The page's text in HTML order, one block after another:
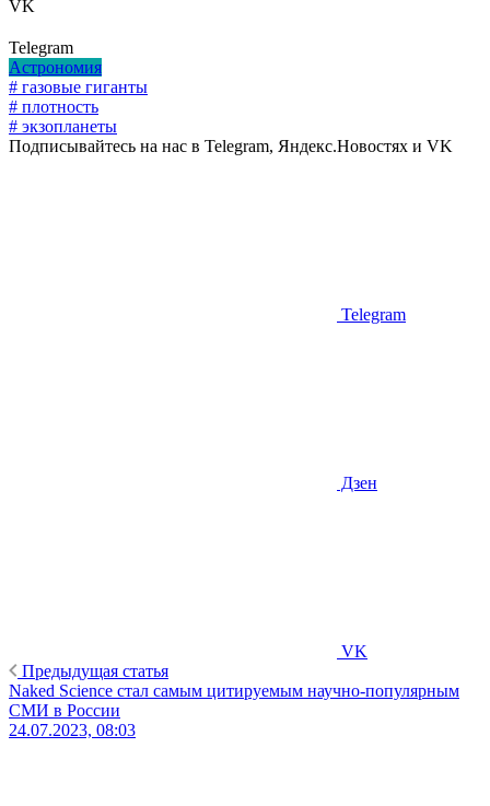
VK
Telegram
Астрономия
# газовые гиганты
# плотность
# экзопланеты
Подписывайтесь на нас в Telegram, Яндекс.Новостях и VK
Telegram
Дзен
VK
Предыдущая статья
Naked Science стал самым цитируемым научно-популярным
СМИ в России
24.07.2023, 08:03